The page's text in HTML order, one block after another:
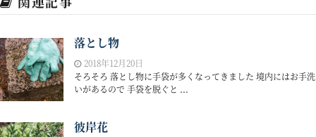
落とし物
2018年12月20日
そろそろ 落とし物に手袋が多くなってきました 境内にはお手洗
いがあるので 手袋を脱ぐと ...
彼岸花